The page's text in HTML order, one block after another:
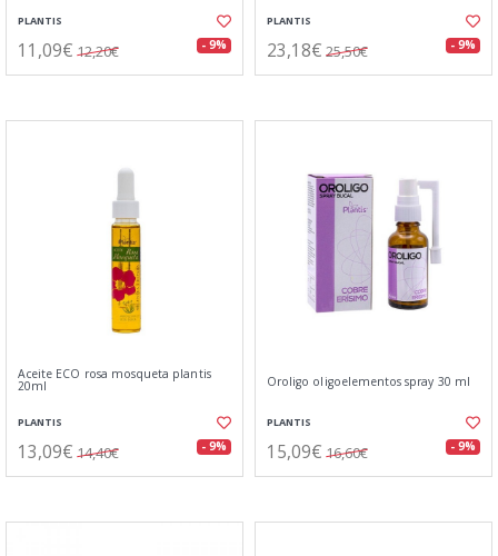
PLANTIS
11,09€ 12,20€ - 9%
PLANTIS
23,18€ 25,50€ - 9%
Aceite ECO rosa mosqueta plantis
20ml
PLANTIS
13,09€ 14,40€ - 9%
Oroligo oligoelementos spray 30 ml
PLANTIS
15,09€ 16,60€ - 9%